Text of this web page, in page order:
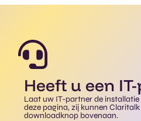
Heeft u een
Laat uw IT-partner de
deze pagina, zij kunnen
downloadknop bovenaan.